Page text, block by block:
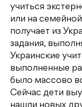
учиться
или на
получает из
задания,
Украинские
выполненные
было массово
Сейчас дети